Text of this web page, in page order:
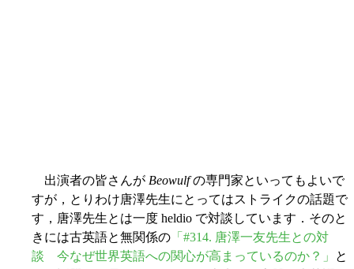
出演者の皆さんが Beowulfの専門家といってもよいで
すが，とりわけ唐澤先生にとってはストライクの話題で
す，唐澤先生とは一度 heldio で対談しています．そのと
きには古英語と無関係の 「#314. 唐澤一友先生との対
談 今なぜ世界英語への関心が高まっているのか？」
と